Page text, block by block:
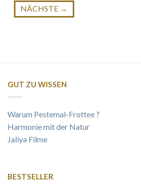
NÄCHSTE →
GUT ZU WISSEN
Warum Pestemal-Frottee ?
Harmonie mit der Natur
Jaliya Filme
BESTSELLER